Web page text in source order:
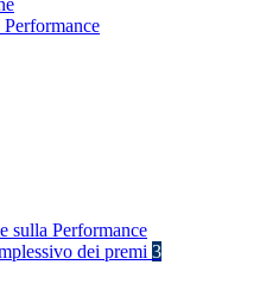
sulla Performance
dei premi 3